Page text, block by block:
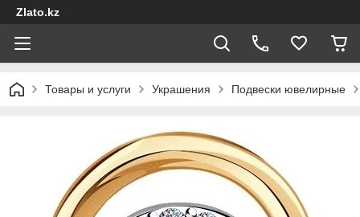
Zlato.kz
Товары и услуги Украшения Подвески ювелирные